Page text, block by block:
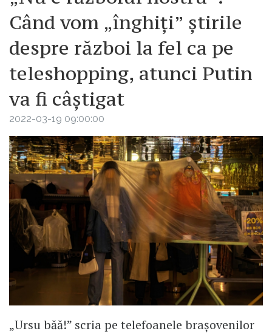
Când vom „înghiți” știrile
despre război la fel ca pe
teleshopping, atunci Putin
va fi câștigat
2022-03-19 09:00:00
„Ursu băă!” scria pe telefoanele brașovenilor